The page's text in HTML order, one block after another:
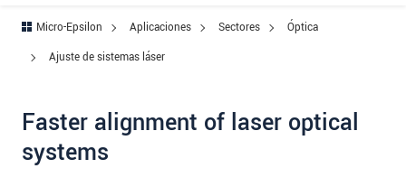
Micro-Epsilon Aplicaciones Sectores
Óptica
Ajuste de sistemas láser
Faster alignment of laser optical
systems